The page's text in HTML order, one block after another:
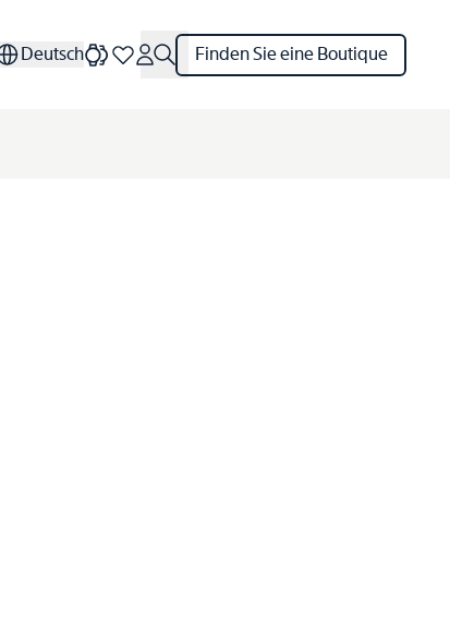
Deutsch Finden Sie eine Boutique